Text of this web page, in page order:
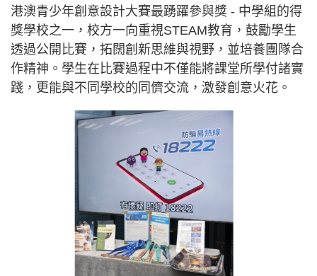
港澳青少年創意設計大賽最踴躍參與獎 - 中學組的得
獎學校之一，校方一向重視STEAM教育，鼓勵學生
透過公開比賽，拓闊創新思維與視野，並培養團隊合
作精神。學生在比賽過程中不僅能將課堂所學付諸實
踐，更能與不同學校的同儕交流，激發創意火花。